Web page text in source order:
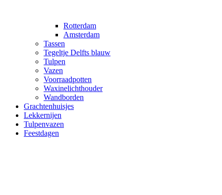
Rotterdam
Amsterdam
Tassen
Tegeltje Delfts blauw
Tulpen
Vazen
Voorraadpotten
Waxinelichthouder
Wandborden
Grachtenhuisjes
Lekkernijen
Tulpenvazen
Feestdagen